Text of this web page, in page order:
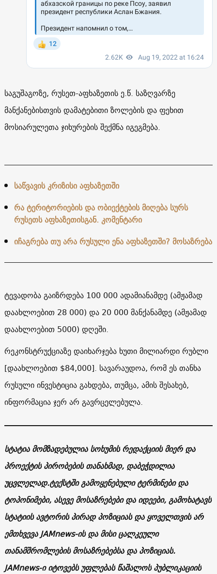
საგუშაგოზე, რუსეთ-აფხაზეთის ე.წ. საზღვარზე
მანქანებისთვის დამატებითი ზოლების და ფეხით
მოსიარულეთა ჯიხურების შექმნა იგეგმება.
საწვავის კრიზისი აფხაზეთში
რა ტერიტორიების და ობიექტების მიღება სურს
რუსეთს აფხაზეთისგან. კომენტარი
იჩაგრება თუ არა რუსული ენა აფხაზეთში? მოსაზრება
ტევადობა გაიზრდება 100 000 ადამიანამდე (ამჟამად
დაახლოებით 28 000) და 20 000 მანქანამდე (ამჟამად
დაახლოებით 5000) დღეში.
რეკონსტრუქციაზე დაიხარჯება ხუთი მილიარდი რუბლი
[დაახლოებით $84,000]. სავარაუდოა, რომ ეს თანხა
რუსული ინვესტიცია გახდება, თუმცა, ამის შესახებ,
ინფორმაცია ჯერ არ გავრცელებულა.
სტატია მომზადებულია სოხუმის რედაქციის მიერ და
პროექტის პირობების თანახმად, დაბეჭდილია
უცვლელად.ტექსტში გამოყენებული ტერმინები და
ტოპონიმები, ასევე მოსაზრებები და იდეები, გამოხატავს
სტატიის ავტორის პირად პოზიციას და ყოველთვის არ
ემთხვევა JAMnews-ის და მისი ცალკეული
თანამშრომლების მოსაზრებებსა და პოზიციას.
JAMnews-ი იტოვებს უფლებას წაშალოს პუბლიკაციის